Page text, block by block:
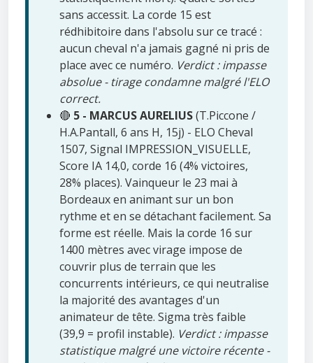
sans accessit. La corde 15 est
rédhibitoire dans l'absolu sur ce tracé :
aucun cheval n'a jamais gagné ni pris de
place avec ce numéro. Verdict : impasse
absolue - tirage condamne malgré l'ELO
correct.
🔴 5 - MARCUS AURELIUS(T.Piccone /
H.A.Pantall, 6 ans H, 15j) - ELO Cheval
1507, Signal IMPRESSION_VISUELLE,
Score IA 14,0, corde 16 (4% victoires,
28% places). Vainqueur le 23 mai à
Bordeaux en animant sur un bon
rythme et en se détachant facilement. Sa
forme est réelle. Mais la corde 16 sur
1400 mètres avec virage impose de
couvrir plus de terrain que les
concurrents intérieurs, ce qui neutralise
la majorité des avantages d'un
animateur de tête. Sigma très faible
(39,9 = profil instable). Verdict : impasse
statistique malgré une victoire récente -